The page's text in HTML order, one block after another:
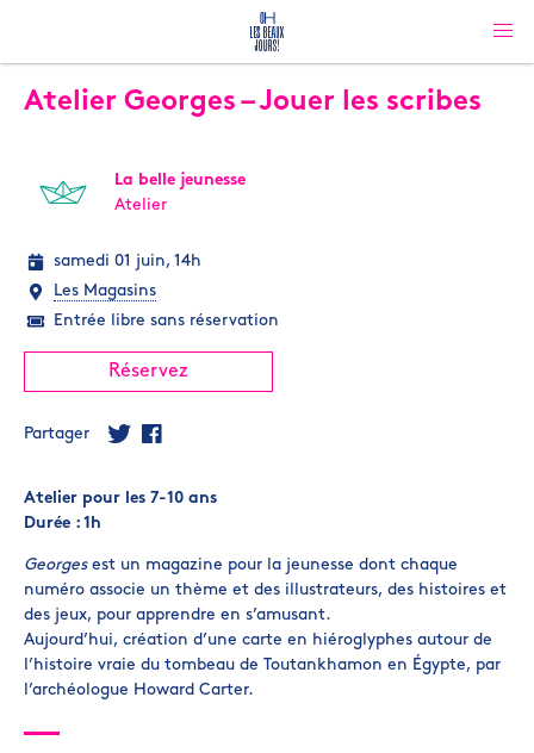
Atelier Georges – Jouer les scribes
La belle jeunesse
Atelier
samedi 01 juin, 14h
Les Magasins
Entrée libre sans réservation
Réservez
Partager
Atelier pour les 7-10 ans
Durée : 1h
Georgesest un magazine pour la jeunesse dont chaque
numéro associe un thème et des illustrateurs, des histoires et
des jeux, pour apprendre en s’amusant.
Aujourd’hui, création d’une carte en hiéroglyphes autour de
l’histoire vraie du tombeau de Toutankhamon en Égypte, par
l’archéologue Howard Carter.